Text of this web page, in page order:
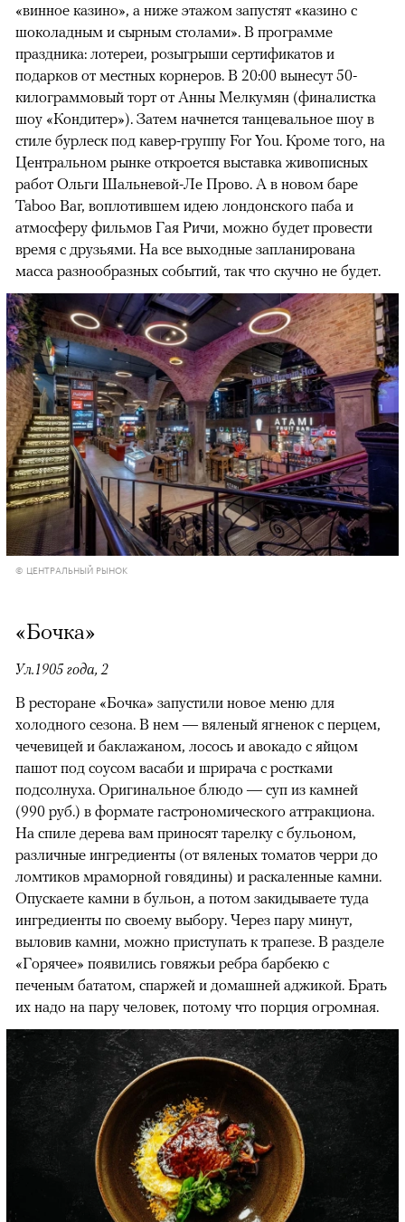
«винное казино», а ниже этажом запустят «казино с
шоколадным и сырным столами». В программе
праздника: лотереи, розыгрыши сертификатов и
подарков от местных корнеров. В 20:00 вынесут 50-
килограммовый торт от Анны Мелкумян (финалистка
шоу «Кондитер»). Затем начнется танцевальное шоу в
стиле бурлеск под кавер-группу For You. Кроме того, на
Центральном рынке откроется выставка живописных
работ Ольги Шальневой-Ле Прово. А в новом баре
Taboo Bar, воплотившем идею лондонского паба и
атмосферу фильмов Гая Ричи, можно будет провести
время с друзьями. На все выходные запланирована
масса разнообразных событий, так что скучно не будет.
© ЦЕНТРАЛЬНЫЙ РЫНОК
«Бочка»
Ул.1905 года, 2
В ресторане «Бочка» запустили новое меню для
холодного сезона. В нем — вяленый ягненок с перцем,
чечевицей и баклажаном, лосось и авокадо с яйцом
пашот под соусом васаби и шрирача с ростками
подсолнуха. Оригинальное блюдо — суп из камней
(990 руб.) в формате гастрономического аттракциона.
На спиле дерева вам приносят тарелку с бульоном,
различные ингредиенты (от вяленых томатов черри до
ломтиков мраморной говядины) и раскаленные камни.
Опускаете камни в бульон, а потом закидываете туда
ингредиенты по своему выбору. Через пару минут,
выловив камни, можно приступать к трапезе. В разделе
«Горячее» появились говяжьи ребра барбекю с
печеным бататом, спаржей и домашней аджикой. Брать
их надо на пару человек, потому что порция огромная.